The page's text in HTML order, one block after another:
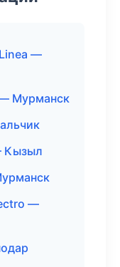
—
— Мурманск
Кызыл
—